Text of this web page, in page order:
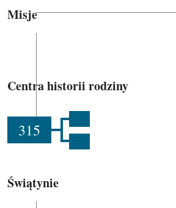
Misje
Centra historii rodziny
315
Świątynie